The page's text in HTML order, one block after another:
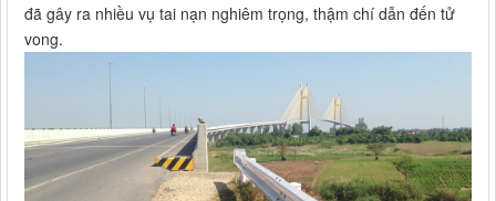
đã gây ra nhiều vụ tai nạn nghiêm trọng, thậm chí dẫn đến tử
vong.